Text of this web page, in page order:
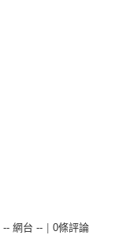
-- 網台 -- 0條評論